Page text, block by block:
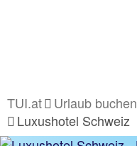
TUI.at Urlaub buchen
Luxushotel Schweiz